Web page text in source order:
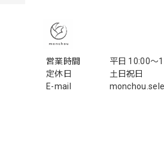
営業時間
平日 10:00〜
定休日
土日祝日
E-mail